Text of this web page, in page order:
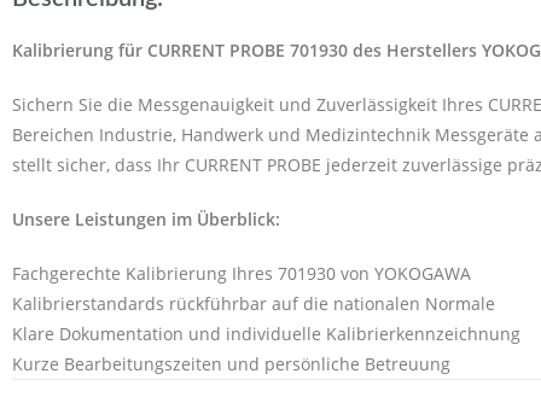
Kalibrierung für CURRENT PROBE 701930 des Herstellers
Sichern Sie die Messgenauigkeit und Zuverlässigkeit Ihres
Bereichen Industrie, Handwerk und Medizintechnik
stellt sicher, dass Ihr CURRENT PROBE jederzeit zuverlässige
Unsere Leistungen im Überblick:
Fachgerechte Kalibrierung Ihres 701930 von YOKOGAWA
Kalibrierstandards rückführbar auf die nationalen Normale
Klare Dokumentation und individuelle Kalibrierkennzeichnung
Kurze Bearbeitungszeiten und persönliche Betreuung